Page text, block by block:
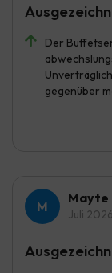
Der
gegenüber
Mayte
Juli 2026